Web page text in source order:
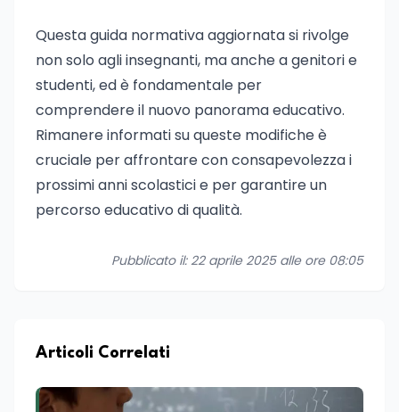
Questa guida normativa aggiornata si rivolge
non solo agli insegnanti, ma anche a genitori e
studenti, ed è fondamentale per
comprendere il nuovo panorama educativo.
Rimanere informati su queste modifiche è
cruciale per affrontare con consapevolezza i
prossimi anni scolastici e per garantire un
percorso educativo di qualità.
Pubblicato il: 22 aprile 2025 alle ore 08:05
Articoli Correlati